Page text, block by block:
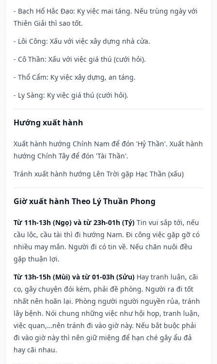
- Bạch Hổ Hắc Đạo: Kỵ việc mai táng. Nếu trùng ngày với
Thiên Giải thì sao tốt.
- Lôi Công: Xấu với việc xây dựng nhà cửa.
- Cô Thần: Xấu với việc giá thú (cưới hỏi).
- Thổ Cẩm: Kỵ việc xây dựng, an táng.
- Ly Sàng: Kỵ việc giá thú (cưới hỏi).
Hướng xuất hành
Xuất hành hướng Chính Nam để đón 'Hỷ Thần'. Xuất hành
hướng Chính Tây để đón 'Tài Thần'.
Tránh xuất hành hướng Lên Trời gặp Hạc Thần (xấu)
Giờ xuất hành Theo Lý Thuần Phong
Từ 11h-13h (Ngọ) và từ 23h-01h (Tý) Tin vui sắp tới, nếu
cầu lộc, cầu tài thì đi hướng Nam. Đi công việc gặp gỡ có
nhiều may mắn. Người đi có tin về. Nếu chăn nuôi đều
gặp thuận lợi.
Từ 13h-15h (Mùi) và từ 01-03h (Sửu) Hay tranh luận, cãi
cọ, gây chuyện đói kém, phải đề phòng. Người ra đi tốt
nhất nên hoãn lại. Phòng người người nguyền rủa, tránh
lây bệnh. Nói chung những việc như hội họp, tranh luận,
việc quan,…nên tránh đi vào giờ này. Nếu bắt buộc phải
đi vào giờ này thì nên giữ miệng để hạn ché gây ẩu đả
hay cãi nhau.